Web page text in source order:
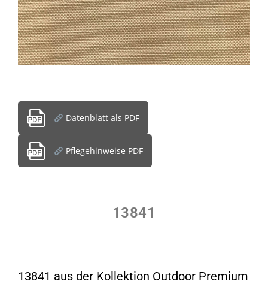
Datenblatt als PDF
Pflegehinweise PDF
13841
13841 aus der Kollektion Outdoor Premium